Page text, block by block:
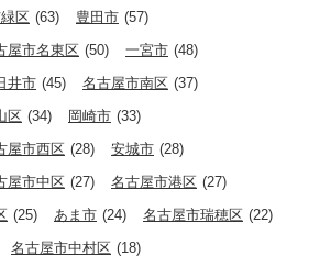
区 (63) 豊田市 (57)
屋市名東区 (50) 一宮市 (48)
井市 (45) 名古屋市南区 (37)
区 (34) 岡崎市 (33)
屋市西区 (28) 安城市 (28)
屋市中区 (27) 名古屋市港区 (27)
(25) あま市 (24) 名古屋市瑞穂区 (22)
名古屋市中村区 (18)